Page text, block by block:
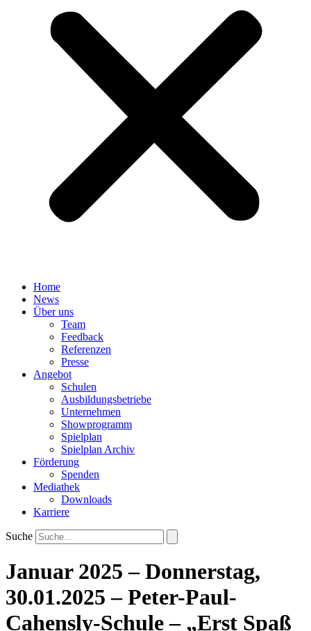
Home
News
Über uns
Team
Feedback
Referenzen
Presse
Angebot
Schulen
Ausbildungsbetriebe
Unternehmen
Showprogramm
Spielplan
Spielplan Archiv
Förderung
Spenden
Mediathek
Downloads
Karriere
Suche
Januar 2025 – Donnerstag,
30.01.2025 – Peter-Paul-
Cahensly-Schule – „Erst Spaß